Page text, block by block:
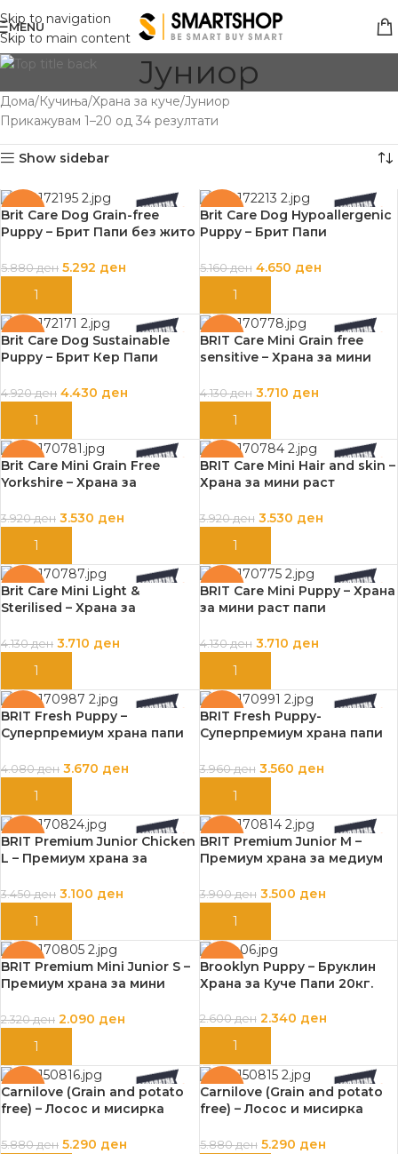
Skip to navigation
Skip to main content
MENU
Јуниор
Дома Кучиња Храна за куче Јуниор
Прикажувам 1–20 од 34 резултати
Show sidebar
-10%
Brit Care Dog Grain-free
Puppy – Брит Папи без жито
5.880ден 5.292 ден
ДОДАЈ ВО КОШНИЦА
-10%
Brit Care Dog Hypoallergenic
Puppy – Брит Папи
5.160ден 4.650 ден
ДОДАЈ ВО КОШНИЦА
-10%
Brit Care Dog Sustainable
Puppy – Брит Кер Папи
4.920ден 4.430 ден
ДОДАЈ ВО КОШНИЦА
-10%
BRIT Care Mini Grain free
sensitive – Храна за мини
7кг.
4.130ден 3.710 ден
ДОДАЈ ВО КОШНИЦА
-10%
Brit Care Mini Grain Free
Yorkshire – Храна за
хипоалергена (Лосос и
3.920ден 3.530 ден
ДОДАЈ ВО КОШНИЦА
-10%
BRIT Care Mini Hair and skin –
Храна за мини раст
харинга за бело крзно 7кг.
3.920ден 3.530 ден
ДОДАЈ ВО КОШНИЦА
-10%
Brit Care Mini Light &
Sterilised – Храна за
хипоалергена (Зајак и
4.130ден 3.710 ден
ДОДАЈ ВО КОШНИЦА
-10%
BRIT Care Mini Puppy – Храна
за мини раст папи
4.130ден 3.710 ден
ДОДАЈ ВО КОШНИЦА
-10%
BRIT Fresh Puppy –
Суперпремиум храна папи
компир) 12кг.
4.080ден 3.670 ден
ДОДАЈ ВО КОШНИЦА
-10%
BRIT Fresh Puppy-
Суперпремиум храна папи
тиква) 12кг.
3.960ден 3.560 ден
ДОДАЈ ВО КОШНИЦА
-10%
BRIT Premium Junior Chicken
L – Премиум храна за
15кг.
3.450ден 3.100 ден
ДОДАЈ ВО КОШНИЦА
-10%
BRIT Premium Junior M –
Премиум храна за медиум
3.900ден 3.500 ден
ДОДАЈ ВО КОШНИЦА
-10%
BRIT Premium Mini Junior S –
Премиум храна за мини
2.320ден 2.090 ден
ДОДАЈ ВО КОШНИЦА
-10%
Brooklyn Puppy – Бруклин
Храна за Куче Папи 20кг.
2.600ден 2.340 ден
ДОДАЈ ВО КОШНИЦА
-10%
Carnilove (Grain and potato
free) – Лосос и мисирка
5.880ден 5.290 ден
-10%
Carnilove (Grain and potato
free) – Лосос и мисирка
5.880ден 5.290 ден